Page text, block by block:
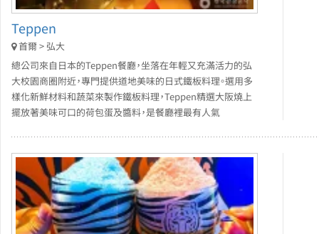
Teppen
首爾 > 弘大
總公司來自日本的Teppen餐廳，坐落在年輕又充滿活力的弘
大校園商圈附近，專門提供道地美味的日式鐵板料理。選用多
樣化新鮮材料和蔬菜來製作鐵板料理，Teppen精選大阪燒上
擺放著美味可口的荷包蛋及醬料，是餐廳裡最有人氣